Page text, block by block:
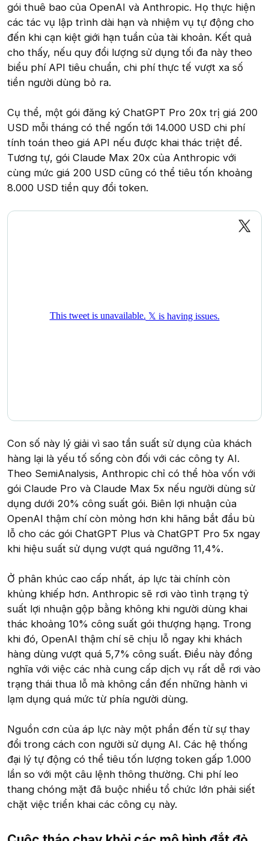
gói thuê bao của OpenAI và Anthropic. Họ thực hiện
các tác vụ lập trình dài hạn và nhiệm vụ tự động cho
đến khi cạn kiệt giới hạn tuần của tài khoản. Kết quả
cho thấy, nếu quy đổi lượng sử dụng tối đa này theo
biểu phí API tiêu chuẩn, chi phí thực tế vượt xa số
tiền người dùng bỏ ra.
Cụ thể, một gói đăng ký ChatGPT Pro 20x trị giá 200
USD mỗi tháng có thể ngốn tới 14.000 USD chi phí
tính toán theo giá API nếu được khai thác triệt để.
Tương tự, gói Claude Max 20x của Anthropic với
cùng mức giá 200 USD cũng có thể tiêu tốn khoảng
8.000 USD tiền quy đổi token.
Con số này lý giải vì sao tần suất sử dụng của khách
hàng lại là yếu tố sống còn đối với các công ty AI.
Theo SemiAnalysis, Anthropic chỉ có thể hòa vốn với
gói Claude Pro và Claude Max 5x nếu người dùng sử
dụng dưới 20% công suất gói. Biên lợi nhuận của
OpenAI thậm chí còn mỏng hơn khi hãng bắt đầu bù
lỗ cho các gói ChatGPT Plus và ChatGPT Pro 5x ngay
khi hiệu suất sử dụng vượt quá ngưỡng 11,4%.
Ở phân khúc cao cấp nhất, áp lực tài chính còn
khủng khiếp hơn. Anthropic sẽ rơi vào tình trạng tỷ
suất lợi nhuận gộp bằng không khi người dùng khai
thác khoảng 10% công suất gói thượng hạng. Trong
khi đó, OpenAI thậm chí sẽ chịu lỗ ngay khi khách
hàng dùng vượt quá 5,7% công suất. Điều này đồng
nghĩa với việc các nhà cung cấp dịch vụ rất dễ rơi vào
trạng thái thua lỗ mà không cần đến những hành vi
lạm dụng quá mức từ phía người dùng.
Nguồn cơn của áp lực này một phần đến từ sự thay
đổi trong cách con người sử dụng AI. Các hệ thống
đại lý tự động có thể tiêu tốn lượng token gấp 1.000
lần so với một câu lệnh thông thường. Chi phí leo
thang chóng mặt đã buộc nhiều tổ chức lớn phải siết
chặt việc triển khai các công cụ này.